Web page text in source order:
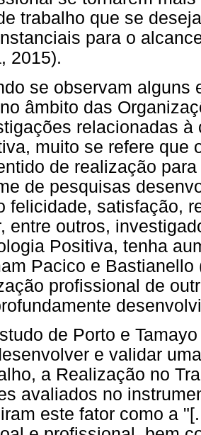
trabalho que se
para o
2015).
se observam alguns
âmbito das
relacionadas
muito se refere que
de realização
de pesquisas
felicidade, satisfação,
entre outros,
Positiva, tenha
Pacico e
profissional de
de Porto e
e validar
a Realização no
avaliados no
este fator como a